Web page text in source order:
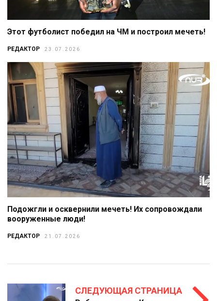
Этот футболист победил на ЧМ и построил мечеть!
РЕДАКТОР 23.07.2026
Подожгли и осквернили мечеть! Их сопровождали
вооруженные люди!
РЕДАКТОР 21.07.2026
СЛЕДУЮЩАЯ СТРАНИЦА